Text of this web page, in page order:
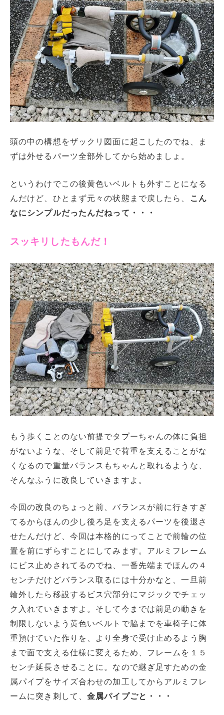
頭の中の構想をザックリ図面に起こしたのでね、ま
ずは外せるパーツ全部外してから始めましょ。
というわけでこの後黄色いベルトも外すことになる
んだけど、ひとまず元々の状態まで戻したら、
こん
なにシンプルだったんだねって・・・
スッキリしたもんだ！
もう歩くことのない前提でタプーちゃんの体に負担
がないような、そして前足で荷重を支えることがな
くなるので重量バランスもちゃんと取れるような、
そんなふうに改良していきますよ。
今回の改良のちょっと前、バランスが前に行きすぎ
てるからほんの少し後ろ足を支えるパーツを後退さ
せたんだけど、今回は本格的にってことで前輪の位
置を前にずらすことにしてみます。アルミフレーム
にビス止めされてるのでね、一番先端までほんの４
センチだけどバランス取るには十分かなと、一旦前
輪外したら移設するビス穴部分にマジックでチェッ
ク入れていきますよ。そして今までは前足の動きを
制限しないよう黄色いベルトで脇までを車椅子に体
重預けていた作りを、より全身で受け止めるよう胸
まで面で支える仕様に変えるため、フレームを１５
センチ延長させることに。なので継ぎ足すための金
属パイプをサイズ合わせの加工してからアルミフレ
ームに突き刺して、金属パイプごと・・・